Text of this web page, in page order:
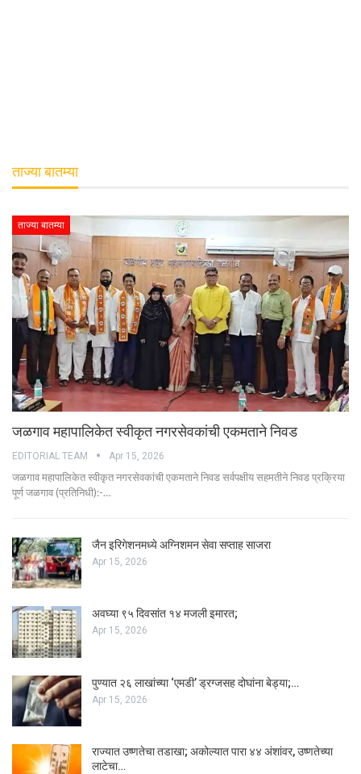
ताज्या बातम्या
ताज्या बातम्या
जळगाव महापालिकेत स्वीकृत नगरसेवकांची एकमताने निवड
EDITORIAL TEAM Apr 15, 2026
जळगाव महापालिकेत स्वीकृत नगरसेवकांची एकमताने निवड सर्वपक्षीय सहमतीने निवड प्रक्रिया
पूर्ण जळगाव (प्रतिनिधी):-…
जैन इरिगेशनमध्ये अग्निशमन सेवा सप्ताह साजरा
Apr 15, 2026
अवघ्या ९५ दिवसांत १४ मजली इमारत;
Apr 15, 2026
पुण्यात २६ लाखांच्या ‘एमडी’ ड्रग्जसह दोघांना बेड्या;…
Apr 15, 2026
राज्यात उष्णतेचा तडाखा; अकोल्यात पारा ४४ अंशांवर, उष्णतेच्या
लाटेचा…